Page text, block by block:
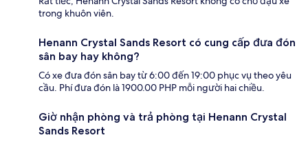
trong khuôn viên.
Henann Crystal Sands Resort có cung cấp đưa đón
sân bay hay không?
Có xe đưa đón sân bay từ 6:00 đến 19:00 phục vụ theo yêu
cầu. Phí đưa đón là 1900.00 PHP mỗi người hai chiều.
Giờ nhận phòng và trả phòng tại Henann Crystal
Sands Resort